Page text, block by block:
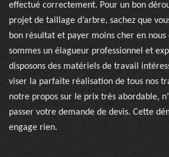
effectué correctement. Pour un bon
projet de taillage d’arbre, sachez que
bon résultat et payer moins cher en nous
sommes un élagueur professionnel et
disposons des matériels de travail
viser la parfaite réalisation de tous nos
notre propos sur le prix très abordable,
passer votre demande de devis. Cette
engage rien.